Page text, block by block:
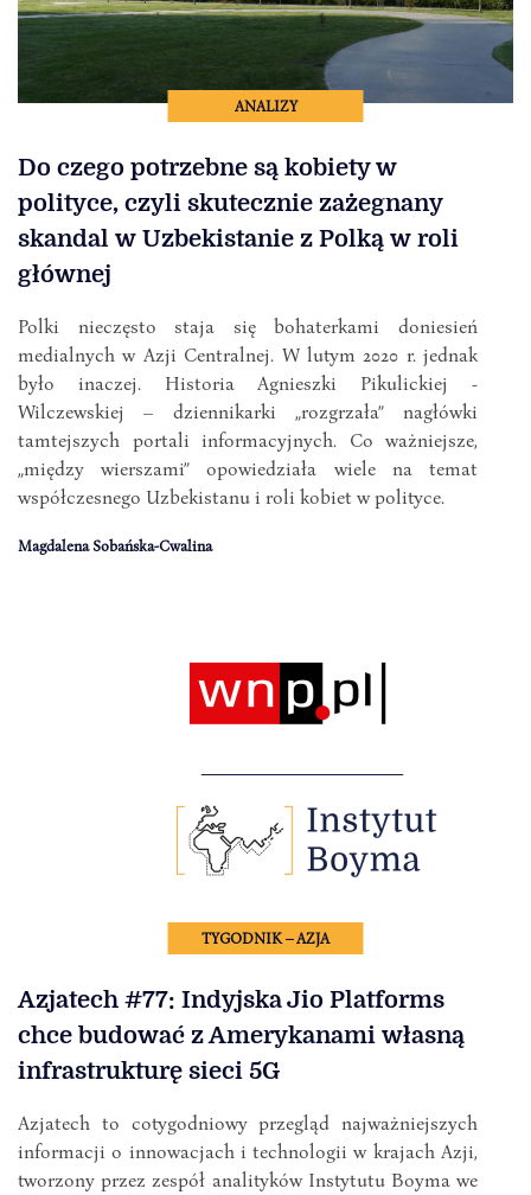
ANALIZY
Do czego potrzebne są kobiety w
polityce, czyli skutecznie zażegnany
skandal w Uzbekistanie z Polką w roli
głównej
Polki nieczęsto staja się bohaterkami doniesień
medialnych w Azji Centralnej. W lutym 2020 r. jednak
było inaczej. Historia Agnieszki Pikulickiej -
Wilczewskiej – dziennikarki „rozgrzała” nagłówki
tamtejszych portali informacyjnych. Co ważniejsze,
„między wierszami” opowiedziała wiele na temat
współczesnego Uzbekistanu i roli kobiet w polityce.
Magdalena Sobańska-Cwalina
TYGODNIK – AZJA
Azjatech #77: Indyjska Jio Platforms
chce budować z Amerykanami własną
infrastrukturę sieci 5G
Azjatech to cotygodniowy przegląd najważniejszych
informacji o innowacjach i technologii w krajach Azji,
tworzony przez zespół analityków Instytutu Boyma we